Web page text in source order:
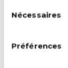
services.
duNécessaires
Préférences